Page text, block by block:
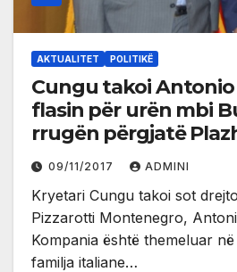
AKTUALITET POLITIKË
Cungu takoi
flasin për urën mbi
rrugën përgjatë
09/11/2017 ADMINI
Kryetari Cungu takoi sot
Pizzarotti Montenegro,
Kompania është themeluar
familja italiane…